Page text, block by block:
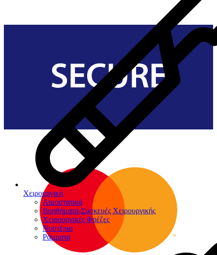
Χειρουργική
Αιμοστατικά
Βοηθήματα-Συσκευές Χειρουργικής
Χειρουργικές Φρέζες
Νυστέρια
Ράµµατα